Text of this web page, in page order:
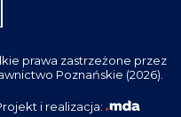
prawa zastrzeżone przez
Poznańskie (2026).
i realizacja: